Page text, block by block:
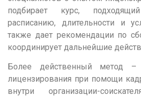
подбирает курс,
расписанию, длительности и
также дает рекомендации по
координирует дальнейшие
Более действенный метод –
лицензирования при помощи
внутри организации-
Тверь
Тольятти
Тула
Тюмень